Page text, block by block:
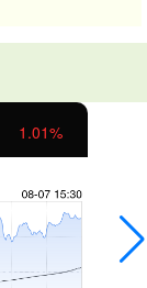
1.01%